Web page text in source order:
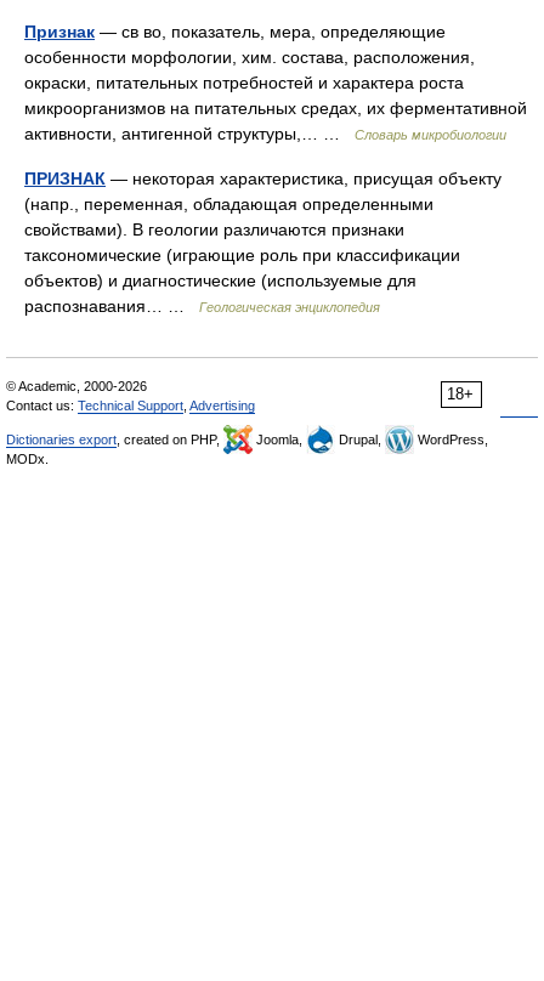
Признак — св во, показатель, мера, определяющие
особенности морфологии, хим. состава, расположения,
окраски, питательных потребностей и характера роста
микроорганизмов на питательных средах, их ферментативной
активности, антигенной структуры,… …
Словарь микробиологии
ПРИЗНАК — некоторая характеристика, присущая объекту
(напр., переменная, обладающая определенными
свойствами). В геологии различаются признаки
таксономические (играющие роль при классификации
объектов) и диагностические (используемые для
распознавания… …
Геологическая энциклопедия
18+
© Academic, 2000-2026
Contact us: Technical Support Advertising
Dictionaries export , created on PHP, Joomla, Drupal,
WordPress,
MODx.